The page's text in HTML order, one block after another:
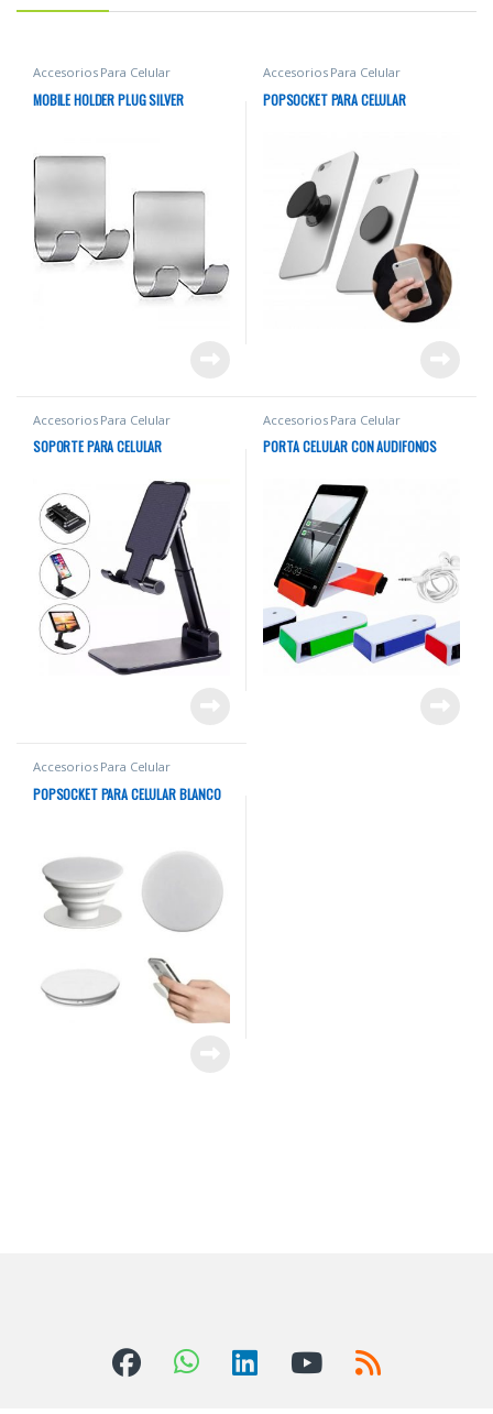
Accesorios Para Celular
MOBILE HOLDER PLUG SILVER
Accesorios Para Celular
POPSOCKET PARA CELULAR
Accesorios Para Celular
SOPORTE PARA CELULAR
Accesorios Para Celular
PORTA CELULAR CON AUDIFONOS
Accesorios Para Celular
POPSOCKET PARA CELULAR BLANCO